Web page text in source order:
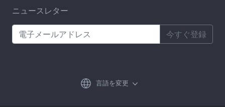
ニュースレター
今すぐ登録
言語を変更